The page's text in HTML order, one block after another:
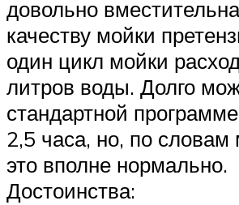
довольно
качеству мойки
один цикл мойки
литров воды. Долго
стандартной
2,5 часа, но, по
это вполне нормально.
Достоинства: